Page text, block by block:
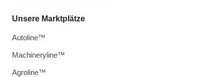
Unsere Marktplätze
Autoline™
Machineryline™
Agroline™